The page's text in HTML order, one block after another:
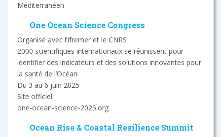
Méditerranéen
One Ocean Science Congress
Organisé avec l’Ifremer et le CNRS
2000 scientifiques internationaux se réunissent pour
identifier des indicateurs et des solutions innovantes pour
la santé de l’Océan.
Du 3 au 6 juin 2025
Site officiel
one-ocean-science-2025.org
Ocean Rise & Coastal Resilience Summit